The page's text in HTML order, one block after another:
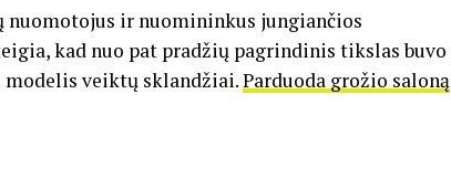
ir nuomininkus jungiančios
kad nuo pat pradžių pagrindinis tikslas buvo
veiktų sklandžiai.Parduoda grožio saloną